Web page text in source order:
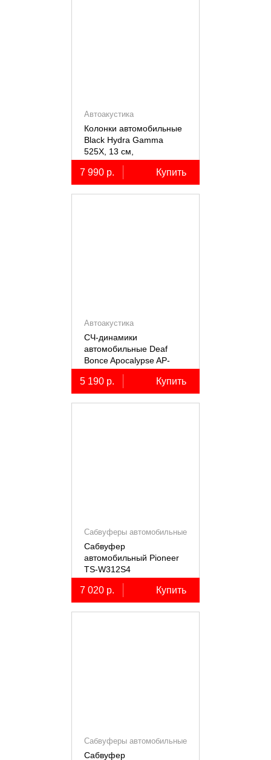
Автоакустика
Колонки автомобильные
Black Hydra Gamma
525X, 13 см,
коаксиальные
двухполосные, 2 шт.
7 990 р. Купить
Автоакустика
СЧ-динамики
автомобильные Deaf
Bonce Apocalypse AP-
M61SE PRO
5 190 р. Купить
Сабвуферы автомобильные
Сабвуфер
автомобильный Pioneer
TS-W312S4
7 020 р. Купить
Сабвуферы автомобильные
Сабвуфер